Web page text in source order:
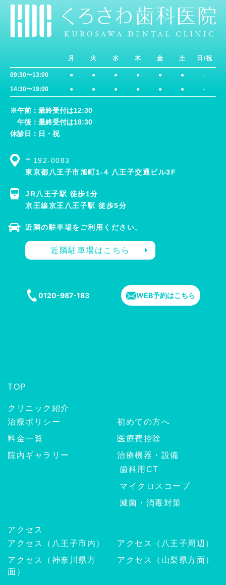
月 火 水 木 金 土 日/祝
09:30〜13:00 ● ● ● ● ● ●
-
14:30〜19:00
● ● ● ● ● ● -
※午前：最終受付は12:30
午後：最終受付は18:30
休診日：日・祝
〒192-0083
東京都八王子市旭町1-4 八王子交通ビル3F
JR八王子駅 徒歩1分
京王線京王八王子駅 徒歩5分
近隣の駐車場をご利用ください。
近隣駐車場はこちら
0120-987-183 WEB予約はこちら
TOP
クリニック紹介
治療ポリシー
初めての方へ
料金一覧
医療費控除
院内ギャラリー
治療機器・設備
歯科用CT
マイクロスコープ
滅菌・消毒対策
アクセス
アクセス（八王子市内）
アクセス（八王子周辺）
アクセス（神奈川県方
面）
アクセス（山梨県方面）